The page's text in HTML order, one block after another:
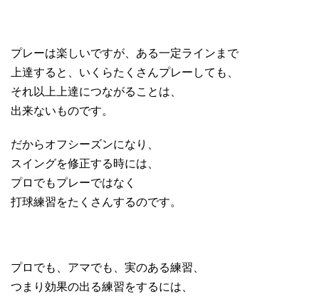
プレーは楽しいですが、ある一定ラインまで
上達すると、いくらたくさんプレーしても、
それ以上上達につながることは、
出来ないものです。
だからオフシーズンになり、
スイングを修正する時には、
プロでもプレーではなく
打球練習をたくさんするのです。
プロでも、アマでも、実のある練習、
つまり効果の出る練習をするには、